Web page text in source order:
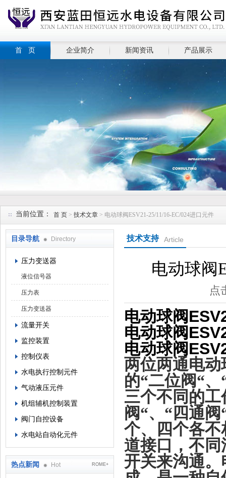
首 页 企业简介 新闻资讯 产品展示
当前位置： 首 页 > 技术文章 > 电动球阀ESV21-25/11/16-EC/024进口元件
目录导航 Directory
压力变送器
液位信号器
压力表
压力变送器
流量开关
监控装置
控制仪表
水电执行控制元件
气动液压元件
机组辅机控制装置
阀门自控设备
水电站自动化元件
热点新闻 Hot ROME+
技术支持 Article
电动球阀
点
电动球阀
电动球阀
电动球阀
两位两通电动
的“二位阀“、
三个不同的
阀“、 “ 四通阀
个、四个各
道接口，不
开关来沟通